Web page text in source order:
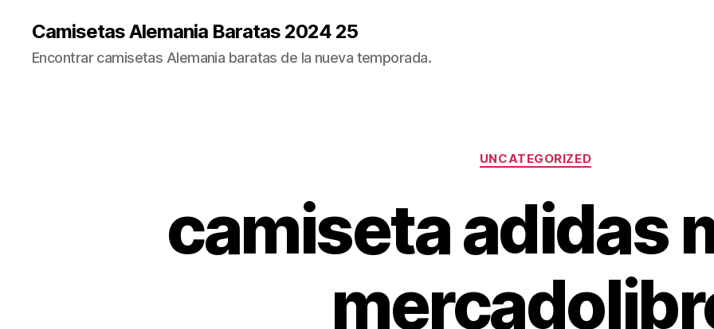
Camisetas Alemania Baratas 2024 25
Encontrar camisetas Alemania baratas de la nueva temporada.
Categorías
UNCATEGORIZED
camiseta adidas